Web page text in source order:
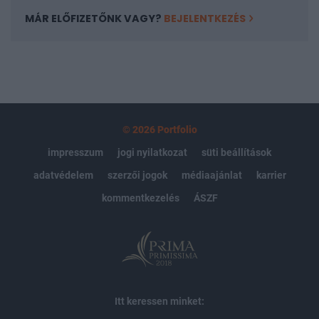
MÁR ELŐFIZETŐNK VAGY? BEJELENTKEZÉS
© 2026 Portfolio
impresszum
jogi nyilatkozat
süti beállítások
adatvédelem
szerzői jogok médiaajánlat
karrier
kommentkezelés
ÁSZF
Itt keressen minket: